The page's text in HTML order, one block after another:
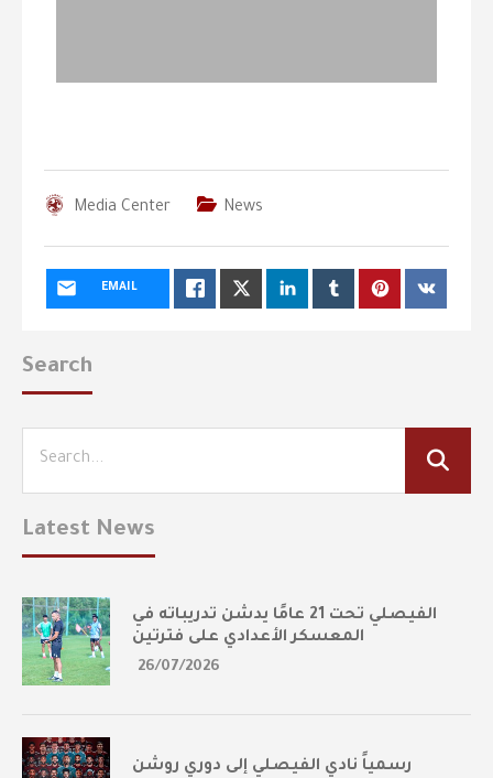
Media Center News
EMAIL
Search
Latest News
الفيصلي تحت 21 عامًا يدشن تدريباته في
المعسكر الأعدادي على فترتين
26/07/2026
رسمياً نادي الفيصلي إلى دوري روشن